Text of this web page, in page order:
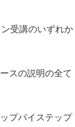
受講のいずれか
スの説明の全て
プバイステップ